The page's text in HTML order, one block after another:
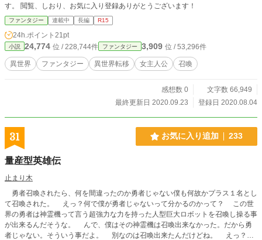
す。 閲覧、しおり、お気に入り登録ありがとうございます！
ファンタジー 連載中 長編 R15
24h.ポイント 21pt
小説 24,774 位 / 228,744件 ファンタジー 3,909 位 / 53,296件
異世界 ファンタジー 異世界転移 女主人公 召喚
感想数 0
文字数 66,949
最終更新日 2020.09.23
登録日 2020.08.04
31 お気に入り追加 233
量産型英雄伝
止まり木
勇者召喚されたら、何を間違ったのか勇者じゃない僕も何故かプラス１名とし
て召喚された。 えっ？何で僕が勇者じゃないって分かるのかって？ この世
界の勇者は神霊機って言う超強力な力を持った人型巨大ロボットを召喚し操る事
が出来るんだそうな。 んで、僕はその神霊機は召喚出来なかった。だから勇
者じゃない。そういう事だよ。 別なのは召喚出来たんだけどね。 えっ？何